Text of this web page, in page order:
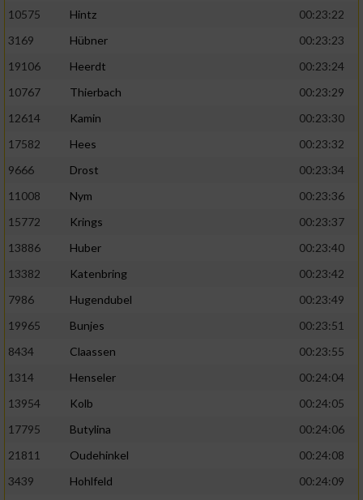
10575
Hintz
00:23:22
3169
Hübner
00:23:23
19106
Heerdt
00:23:24
10767
Thierbach
00:23:29
12614
Kamin
00:23:30
17582
Hees
00:23:32
9666
Drost
00:23:34
11008
Nym
00:23:36
15772
Krings
00:23:37
13886
Huber
00:23:40
13382
Katenbring
00:23:42
7986
Hugendubel
00:23:49
19965
Bunjes
00:23:51
8434
Claassen
00:23:55
1314
Henseler
00:24:04
13954
Kolb
00:24:05
17795
Butylina
00:24:06
21811
Oudehinkel
00:24:08
3439
Hohlfeld 00:24:09